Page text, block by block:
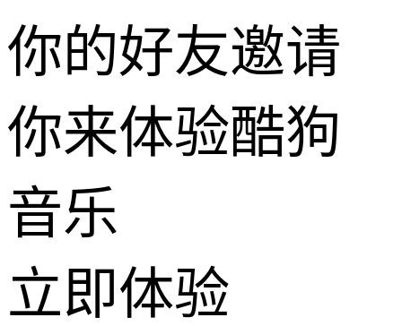
你的好友邀请
你来体验酷狗
音乐
立即体验